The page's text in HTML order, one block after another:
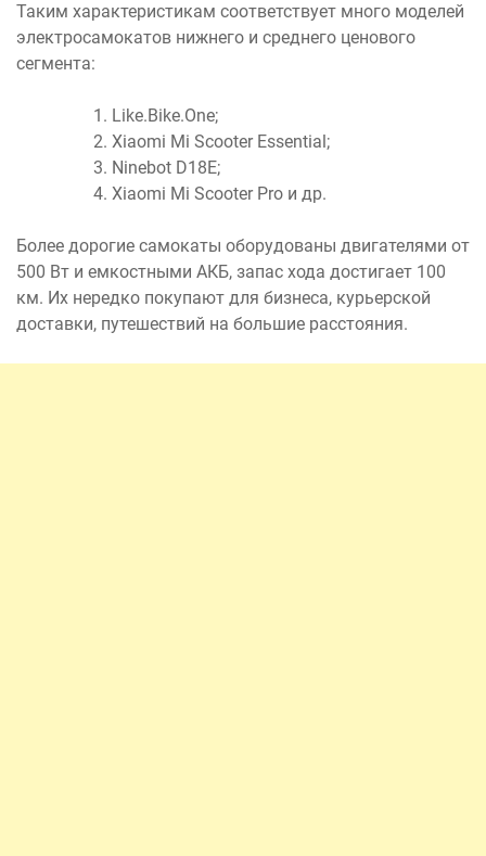
Таким характеристикам соответствует много моделей
электросамокатов нижнего и среднего ценового
сегмента:
Like.Bike.One;
Xiaomi Mi Scooter Essential;
Ninebot D18E;
Xiaomi Mi Scooter Pro и др.
Более дорогие самокаты оборудованы двигателями от
500 Вт и емкостными АКБ, запас хода достигает 100
км. Их нередко покупают для бизнеса, курьерской
доставки, путешествий на большие расстояния.